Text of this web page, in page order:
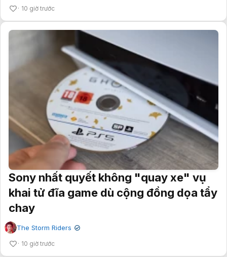
10 giờ trước
Sony nhất quyết không "quay xe" vụ
khai tử đĩa game dù cộng đồng dọa tẩy
chay
The Storm Riders ✔
10 giờ trước